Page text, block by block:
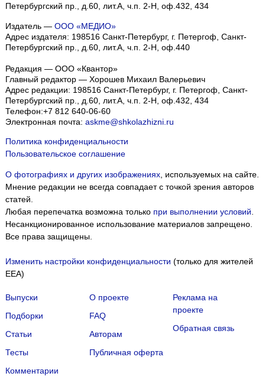
Петербургский пр., д.60, лит.А, ч.п. 2-Н, оф.432, 434
Издатель — ООО «МЕДИО»
Адрес издателя: 198516 Санкт-Петербург, г. Петергоф, Санкт-
Петербургский пр., д.60, лит.А, ч.п. 2-Н, оф.440
Редакция — ООО «Квантор»
Главный редактор — Хорошев Михаил Валерьевич
Адрес редакции: 198516 Санкт-Петербург, г. Петергоф Санкт-
Петербургский пр., д.60, лит.А, ч.п. 2-Н, оф.432, 434
Телефон:+7 812 640-06-60
Электронная почта: askme@shkolazhizni.ru
Политика конфиденциальности
Пользовательское соглашение
О фотографиях и других изображениях, используемых на сайте.
Мнение редакции не всегда совпадает с точкой зрения авторов
статей.
Любая перепечатка возможна только при выполнении условий
Несанкционированное использование материалов запрещено.
Все права защищены.
Изменить настройки конфиденциальности (только для жителей
EEA)
Выпуски
Подборки
Статьи
Тесты
Комментарии
О проекте
FAQ
Авторам
Публичная оферта
Реклама на
проекте
Обратная связь